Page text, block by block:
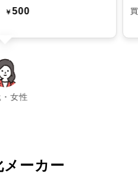
￥500
女性
chevron_right
メーカー